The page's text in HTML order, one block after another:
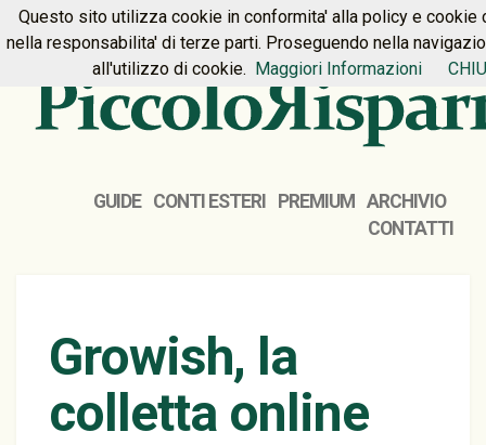
HOME PREMIUM CONTATTI
GUIDE CONTI ESTERI PREMIUM
ARCHIVIO
CONTATTI
Growish, la
colletta online
Questo sito utilizza cookie in conformita' alla policy e cookie
nella responsabilita' di terze parti. Proseguendo nella
all'utilizzo di cookie. Maggiori Informazioni